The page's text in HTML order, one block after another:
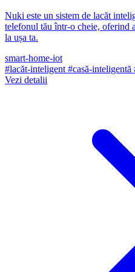
Nuki este un sistem de lacăt
telefonul tău într-o cheie, oferind
la ușa ta.
smart-home-iot
#lacăt-inteligent #casă-inteligentă
Vezi detalii